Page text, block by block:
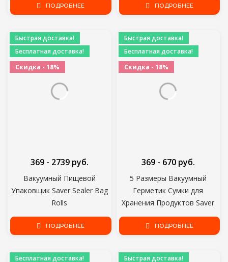
Sous Vide and Food Storage
ПОДРОБНЕЕ
Вакуумных Пищевых
Герметизирующая
Упаковочная Машина
Домашняя Кухня Sous Vide
ПОДРОБНЕЕ
Быстрая доставка!
Бесплатная доставка!
Скидка - 18%
Вакуумный Пищевой
Упаковщик Saver Sealer Bag
Rolls
12/15/17/20/25/28/30cmx500cm
Sous Vide Storage Packaging
Nuts
369 - 2739 руб.
ПОДРОБНЕЕ
Быстрая доставка!
Бесплатная доставка!
Скидка - 18%
5 Размеры Вакуумный
Герметик Сумки для
Хранения Продуктов Saver
Вакуумный Герметик Общий
Вакуумный Упаковщик
369 - 670 руб.
ПОДРОБНЕЕ
Бесплатная доставка! Быстрая доставка!